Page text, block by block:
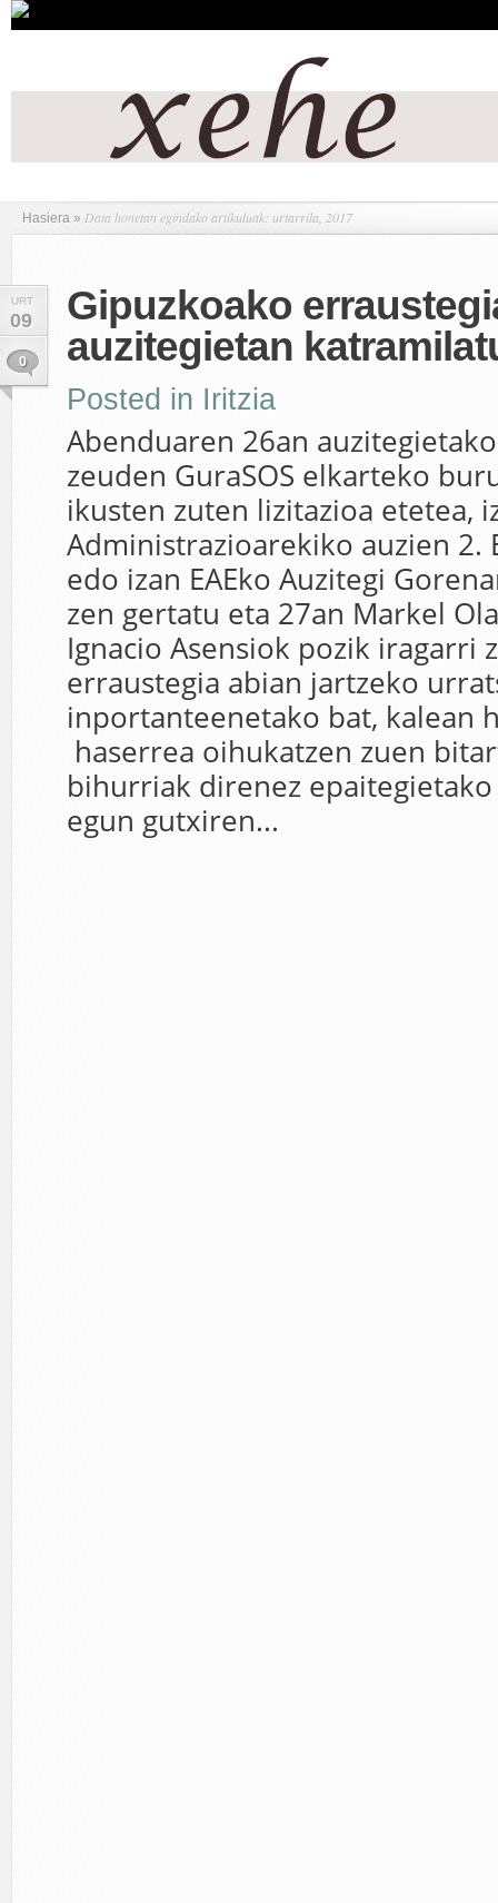
Hasiera » Data honetan egindako artikuluak: urtarrila, 2017
URT
09
0
Gipuzkoako
auzitegietan
Posted in Iritzia
Abenduaren 26an
zeuden GuraSOS elkarteko
ikusten zuten lizitazioa etetea,
Administrazioarekiko auzien 2.
edo izan EAEko Auzitegi
zen gertatu eta 27an Markel
Ignacio Asensiok pozik iragarri
erraustegia abian jartzeko
inportanteenetako bat, kalean
haserrea oihukatzen zuen
bihurriak direnez
egun gutxiren...